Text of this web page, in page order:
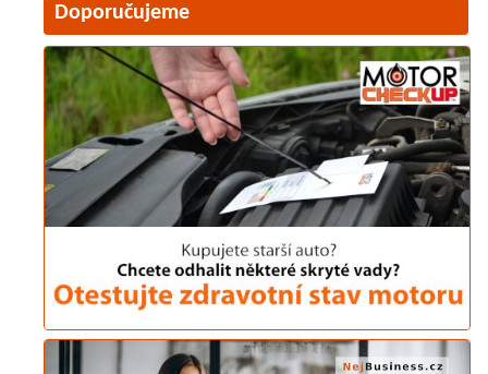
Doporučujeme